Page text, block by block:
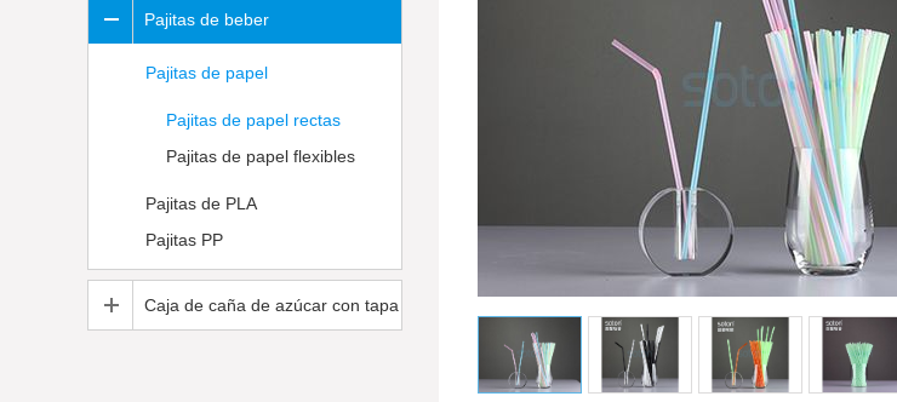
Pajitas de beber
Pajitas de papel
Pajitas de papel rectas
Pajitas de papel flexibles
Pajitas de PLA
Pajitas PP
Caja de caña de azúcar con tapa